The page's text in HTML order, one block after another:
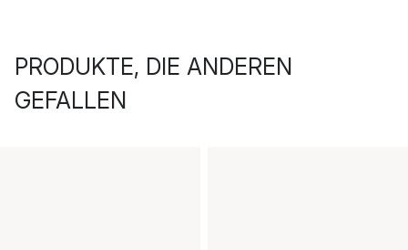
PRODUKTE, DIE ANDEREN
GEFALLEN